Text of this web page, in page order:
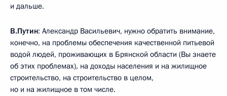
и дальше.
В.Путин: Александр Васильевич, нужно обратить внимание,
конечно, на проблемы обеспечения качественной питьевой
водой людей, проживающих в Брянской области (Вы знаете
об этих проблемах), на доходы населения и на жилищное
строительство, на строительство в целом,
но и на жилищное в том числе.